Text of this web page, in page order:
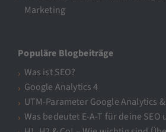
Marketing
Populäre Blogbeiträge
Was ist SEO?
Google Analytics 4
UTM-Parameter Google Analytics &
Was bedeutet E-A-T für deine SEO